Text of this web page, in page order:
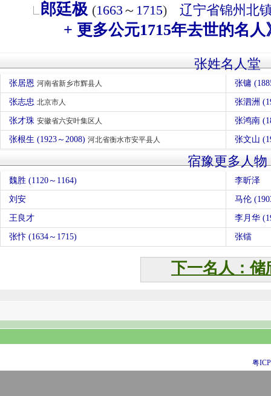
郎廷极 (1663 ～ 1715) 辽宁省锦州 北
+ 更多公元1715年去世的名人
张姓名人堂
张居恩 河南省新乡市辉县人 张镛
张志忠 北京市人 张泗洲
张才珠 安徽省六安叶集区人 张鸿南
张根生 (1923～2008) 河北省衡水市安平县人 张文山
宿豫更多人物
魏胜 (1120～1164) 李昕泽
刘安 马伦
王良才 李月华
张忭 (1634～1715) 张镭
下一名人：储
粤